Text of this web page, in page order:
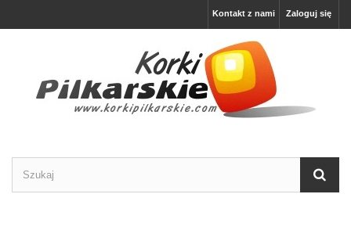
Zaloguj się
Kontakt z nami